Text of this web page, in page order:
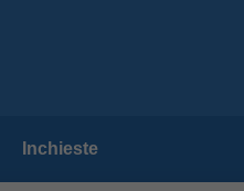
Inchieste